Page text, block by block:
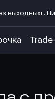
выходныхг.